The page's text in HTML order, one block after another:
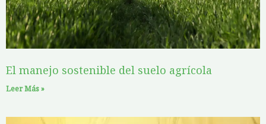
El manejo sostenible del suelo agrícola
Leer Más »